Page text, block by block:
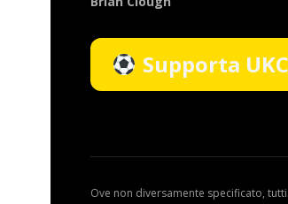
Supporta
Ove non diversamente specificato,